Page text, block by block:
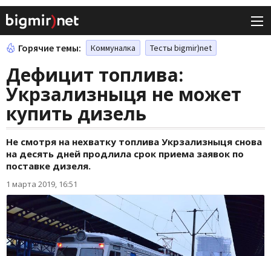
Горячие темы: Коммуналка Тесты bigmir)net
Дефицит топлива:
Укрзализныця не может
купить дизель
Не смотря на нехватку топлива Укрзализныця снова
на десять дней продлила срок приема заявок по
поставке дизеля.
1 марта 2019, 16:51